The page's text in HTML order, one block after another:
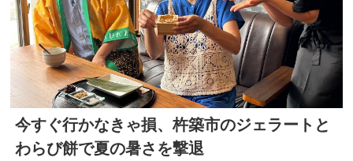
今すぐ行かなきゃ損、杵築市のジェラートと
わらび餅で夏の暑さを撃退